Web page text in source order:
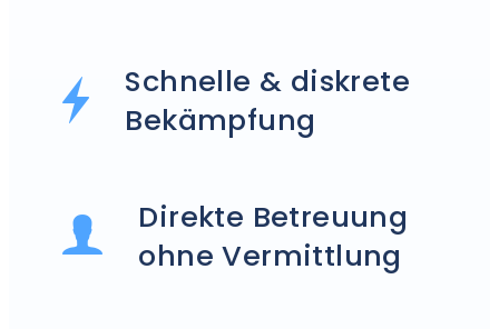
Schnelle & diskrete
Bekämpfung
Direkte Betreuung
ohne Vermittlung